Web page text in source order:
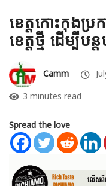
ខេត្តកោះកុងប្
ខេត្តថ្មី ដើម្បីប
Camm
3 minutes read
Spread the love